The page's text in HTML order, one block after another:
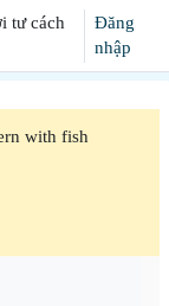
tư cách
Đăng
nhập
with fish